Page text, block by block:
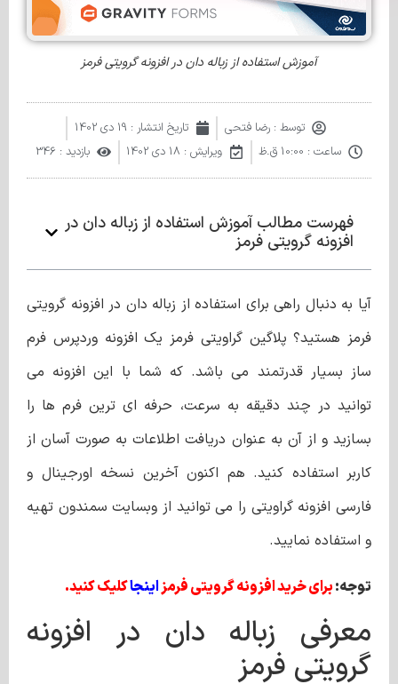
آموزش استفاده از زباله دان در افزونه گرویتی فرمز
توسط : رضا فتحی تاریخ انتشار : 19 دی 1402
ساعت : 10:00 ق.ظ ویرایش : 18 دی 1402 بازدید : 346
فهرست مطالب آموزش استفاده از زباله دان در
افزونه گرویتی فرمز
آیا به دنبال راهی برای استفاده از زباله دان در افزونه گرویتی
فرمز هستید؟ پلاگین گراویتی فرمز یک افزونه وردپرس فرم
ساز بسیار قدرتمند‌ می باشد. که شما با این افزونه می
توانید در چند دقیقه به سرعت، حرفه ای ترین فرم ها را
بسازید و از آن به عنوان دریافت اطلاعات به صورت آسان از
کاربر استفاده کنید. هم اکنون آخرین نسخه اورجینال و
فارسی افزونه گراویتی را می توانید از وبسایت سمندون تهیه
و استفاده نمایید.
توجه:برای خرید افزونه گرویتی فرمزاینجاکلیک کنید.
معرفی زباله دان در افزونه
گرویتی فرمز